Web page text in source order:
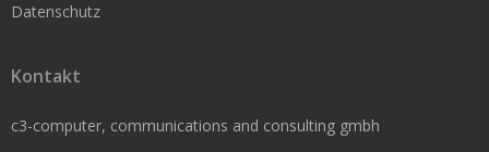
Folienetiketten
Datenschutz
Kontakt
c3-computer, communications and consulting gmbh